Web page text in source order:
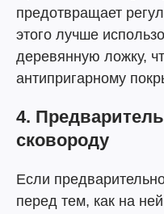
предотвращает
этого лучше
деревянную ложку,
антипригарному
4.
сковороду
Если
перед тем, как на